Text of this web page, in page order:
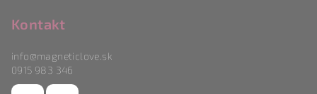
Kontakt
info@magneticlove.sk
0915 983 346